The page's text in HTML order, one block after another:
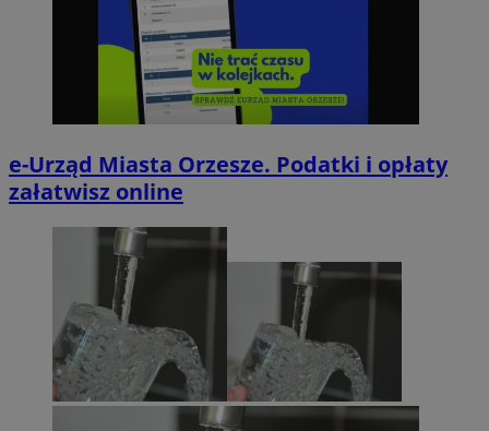
e-Urząd Miasta Orzesze. Podatki i opłaty
załatwisz online